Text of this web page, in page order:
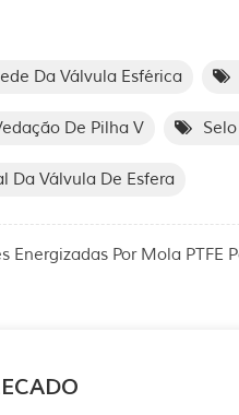
Da Válvula Esférica
De Pilha V
Da Válvula De Esfera
Energizadas Por Mola PTFE